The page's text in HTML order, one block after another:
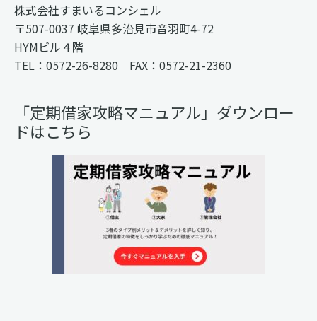
株式会社すまいるコンシェル
〒507-0037 岐阜県多治見市音羽町4-72
HYMビル４階
TEL：0572-26-8280 FAX：0572-21-2360
「定期借家攻略マニュアル」ダウンロー
ドはこちら